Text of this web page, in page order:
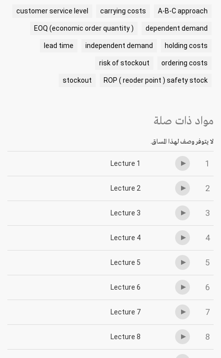
A-B-C approach
carrying costs
customer service level
dependent demand
EOQ (economic order quantity )
holding costs
independent demand
lead time
ordering costs
risk of stockout
ROP ( reoder point ) safety stock
stockout
مواد ذات صلة
لا يتوفر وصف لهذا المساق.
1
Lecture 1
2
Lecture 2
3
Lecture 3
4
Lecture 4
5
Lecture 5
6
Lecture 6
7
Lecture 7
8
Lecture 8